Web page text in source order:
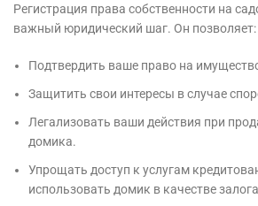
Регистрация права собственности на
важный юридический шаг. Он позволяет:
Подтвердить ваше право на
Защитить свои интересы в случае
Легализовать ваши действия при
домика.
Упрощать доступ к услугам
использовать домик в качестве